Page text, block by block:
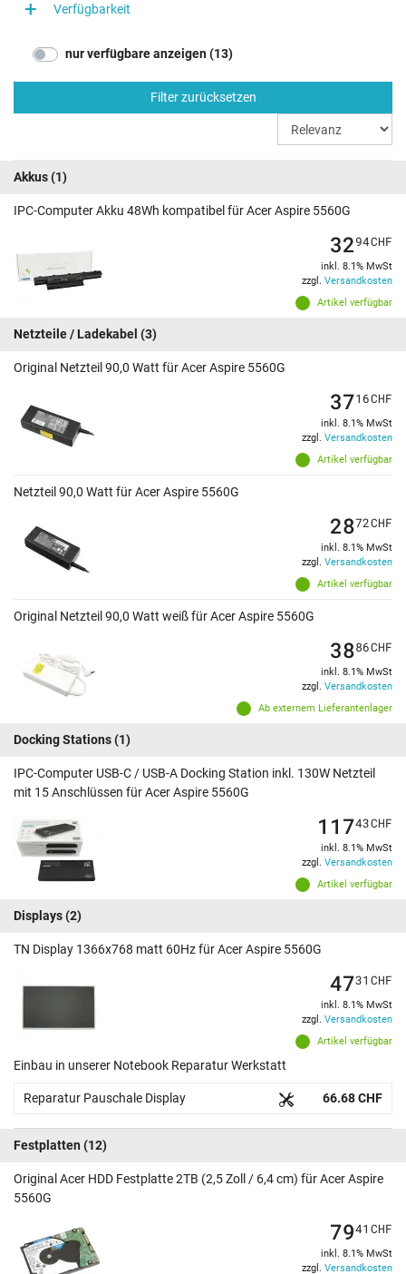
Verfügbarkeit
nur verfügbare anzeigen (13)
Filter zurücksetzen
Akkus(1)
IPC-Computer Akku 48Wh kompatibel für Acer Aspire 5560G
Artikel verfügbar
3294CHF
inkl. 8.1% MwSt
zzgl. Versandkosten
Netzteile / Ladekabel (3)
Original Netzteil 90,0 Watt für Acer Aspire 5560G
Artikel verfügbar
3716CHF
inkl. 8.1% MwSt
zzgl. Versandkosten
Netzteil 90,0 Watt für Acer Aspire 5560G
Artikel verfügbar
2872CHF
inkl. 8.1% MwSt
zzgl. Versandkosten
Original Netzteil 90,0 Watt weiß für Acer Aspire 5560G
Ab externem Lieferantenlager
3886CHF
inkl. 8.1% MwSt
zzgl. Versandkosten
Docking Stations(1)
IPC-Computer USB-C / USB-A Docking Station inkl. 130W Netzteil
mit 15 Anschlüssen für Acer Aspire 5560G
Artikel verfügbar
11743CHF
inkl. 8.1% MwSt
zzgl. Versandkosten
Displays(2)
TN Display 1366x768 matt 60Hz für Acer Aspire 5560G
Artikel verfügbar
4731 CHF
inkl. 8.1% MwSt
zzgl. Versandkosten
Einbau in unserer Notebook Reparatur Werkstatt
Reparatur Pauschale Display 66.68 CHF
Festplatten (12)
Original Acer HDD Festplatte 2TB (2,5 Zoll / 6,4 cm) für Acer Aspire
5560G
7941 CHF
inkl. 8.1% MwSt
zzgl. Versandkosten